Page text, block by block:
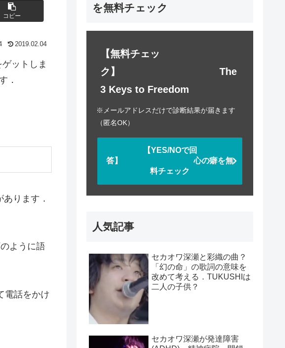
コピー
2019.02.04
ットしま
．
ります．
ように語
電話をかけ
を無料チェック
【無料チェッ
ク】 The
3 Keys to Freedom
※メールアドレスだけで診断結果が届きます
（匿名OK）
【YES/NOで回
答】 心の癖を無
料チェック
人気記事
セカオワ深瀬と彩織の曲？
「幻の命」の歌詞の意味を
改めて考える．TUKUSHIは
二人の子供？
セカオワ深瀬が発達障害